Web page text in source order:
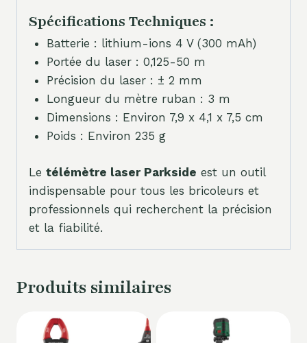
Spécifications Techniques :
Batterie : lithium-ions 4 V (300 mAh)
Portée du laser : 0,125-50 m
Précision du laser : ± 2 mm
Longueur du mètre ruban : 3 m
Dimensions : Environ 7,9 x 4,1 x 7,5 cm
Poids : Environ 235 g
Le télémètre laser Parkside est un outil
indispensable pour tous les bricoleurs et
professionnels qui recherchent la précision
et la fiabilité.
Produits similaires